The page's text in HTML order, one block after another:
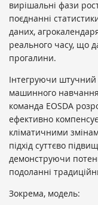
вирішальні фази
поєднанні
даних,
реального часу, що
прогалини.
Інтегруючи штучний
машинного
команда EOSDA
ефективно
кліматичними
підхід суттєво
демонструючи
подоланні
Зокрема, модель: